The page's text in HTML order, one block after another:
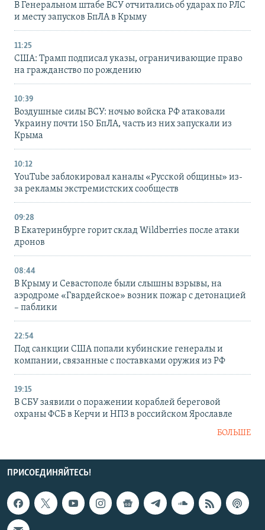
В Генеральном штабе ВСУ отчитались об ударах по РЛС
и месту запусков БпЛА в Крыму
11:25
США: Трамп подписал указы, ограничивающие право
на гражданство по рождению
10:39
Воздушные силы ВСУ: ночью войска РФ атаковали
Украину почти 150 БпЛА, часть из них запускали из
Крыма
10:12
YouTube заблокировал каналы «Русской общины» из-
за рекламы экстремистских сообществ
09:28
В Екатеринбурге горит склад Wildberries после атаки
дронов
08:44
В Крыму и Севастополе были слышны взрывы, на
аэродроме «Гвардейское» возник пожар с детонацией
– паблики
22:54
Под санкции США попали кубинские генералы и
компании, связанные с поставками оружия из РФ
19:15
В СБУ заявили о поражении кораблей береговой
охраны ФСБ в Керчи и НПЗ в российском Ярославле
БОЛЬШЕ
ПРИСОЕДИНЯЙТЕСЬ!